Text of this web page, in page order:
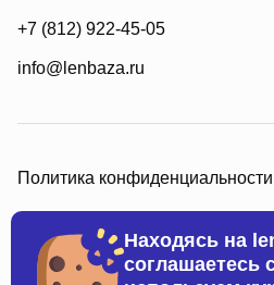
+7 (812) 922-45-05
info@lenbaza.ru
Политика конфиденциальности
Находясь на
соглашаетесь